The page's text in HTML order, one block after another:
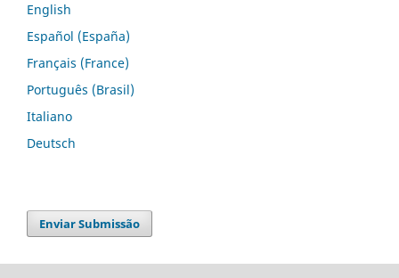
English
Español (España)
Français (France)
Português (Brasil)
Italiano
Deutsch
Enviar Submissão